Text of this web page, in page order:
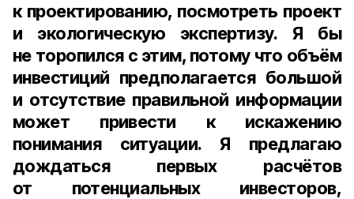
к проектированию, посмотреть проект
и экологическую экспертизу. Я бы
не торопился с этим, потому что объём
инвестиций предполагается большой
и отсутствие правильной информации
может привести к искажению
понимания ситуации. Я предлагаю
дождаться первых расчётов
от потенциальных инвесторов,